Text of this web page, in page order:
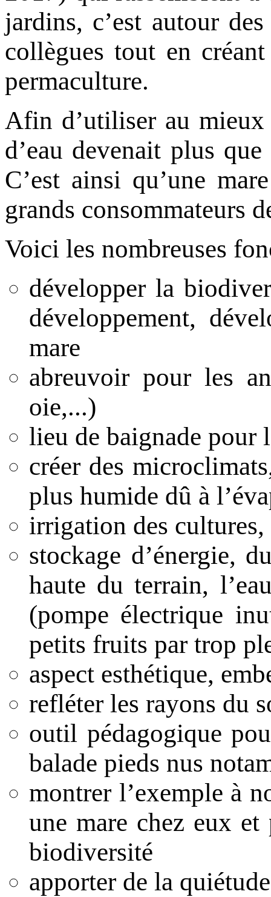
jardins, c’est autour
collègues tout en
permaculture.
Afin d’utiliser au
d’eau devenait plus
C’est ainsi qu’une
grands consommateurs
Voici les nombreuses
développer la
développement,
mare
abreuvoir pour les
oie,...)
lieu de baignade pour
créer des
plus humide dû à
irrigation des cultures,
stockage d’énergie,
haute du terrain,
(pompe électrique
petits fruits par trop
aspect esthétique,
refléter les rayons du
outil pédagogique
balade pieds nus
montrer l’exemple à
une mare chez eux
biodiversité
apporter de la